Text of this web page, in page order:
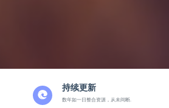
持续更新
数年如一日整合资源，从未间断.